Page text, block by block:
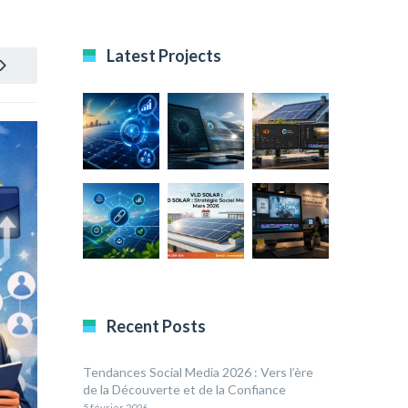
Latest Projects
Recent Posts
Tendances Social Media 2026 : Vers l’ère
de la Découverte et de la Confiance